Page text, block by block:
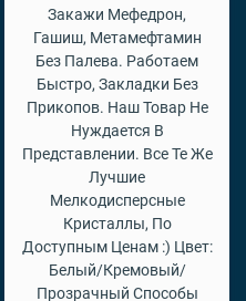
Закажи Мефедрон,
Гашиш, Метамефтамин
Без Палева. Работаем
Быстро, Закладки Без
Прикопов. Наш Товар Не
Нуждается В
Представлении. Все Те Же
Лучшие
Мелкодисперсные
Кристаллы, По
Доступным Ценам :) Цвет:
Белый/Кремовый/
Прозрачный Способы